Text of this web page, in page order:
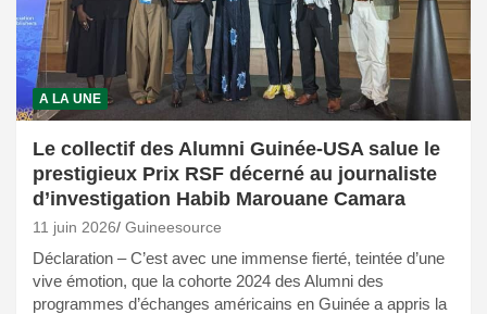
A LA UNE
Le collectif des Alumni Guinée-USA salue le
prestigieux Prix RSF décerné au journaliste
d’investigation Habib Marouane Camara
11 juin 2026 Guineesource
Déclaration – C’est avec une immense fierté, teintée d’une
vive émotion, que la cohorte 2024 des Alumni des
programmes d’échanges américains en Guinée a appris la